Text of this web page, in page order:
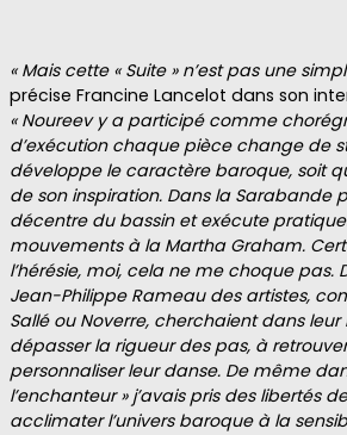
« Mais cette « Suite » n’est pas une
précise Francine Lancelot dans son
« Noureev y a participé comme
d’exécution chaque pièce change de
développe le caractère baroque, soit
de son inspiration. Dans la Sarabande
décentre du bassin et exécute
mouvements à la Martha Graham.
l’hérésie, moi, cela ne me choque
Jean-Philippe Rameau des artistes,
Sallé ou Noverre, cherchaient dans
dépasser la rigueur des pas, à
personnaliser leur danse. De même
l’enchanteur » j’avais pris des libertés
acclimater l’univers baroque à la